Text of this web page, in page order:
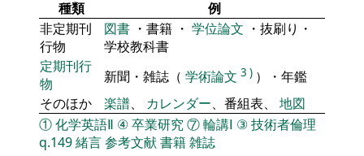
種類
例
非定期刊
行物
図書 ・書籍 ・ 学位論文 ・抜刷り・
学校教科書
定期刊行
物
新聞・雑誌（ 学術論文 3 ) ）・年鑑
そのほか
楽譜、 カレンダー、番組表、 地図
①化学英語Ⅱ ④卒業研究⑦輪講Ⅰ ③技術者倫理
q.149緒言参考文献書籍雑誌